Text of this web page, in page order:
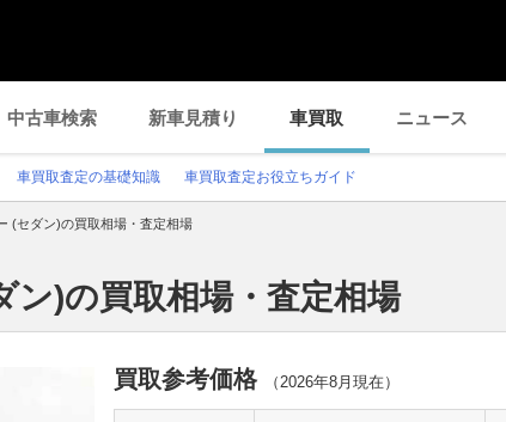
中古車検索 新車見積り 車買取 ニュース
車買取査定の基礎知識 車買取査定お役立ちガイド
(セダン)の買取相場・査定相場
ン)の買取相場・査定相場
買取参考価格 （2026年8月 現在）